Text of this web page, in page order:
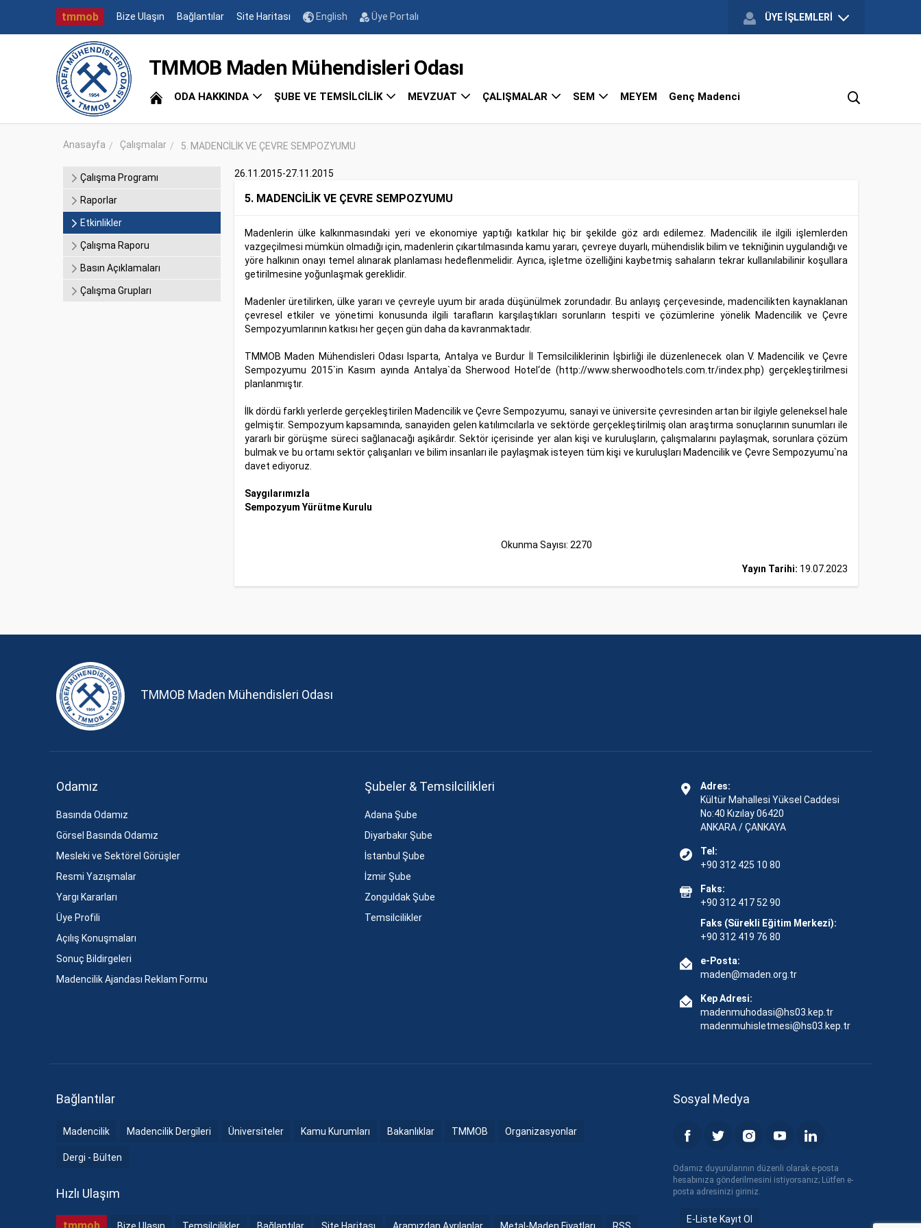
tmmob Bize Ulaşın Bağlantılar Site Haritası English Üye Portalı ÜYE İŞLEMLERİ
TMMOB Maden Mühendisleri Odası
ODA HAKKINDA ŞUBE VE TEMSİLCİLİK MEVZUAT ÇALIŞMALAR SEM MEYEM Genç Madenci
Anasayfa Çalışmalar 5. MADENCİLİK VE ÇEVRE SEMPOZYUMU
Çalışma Programı
Raporlar
Etkinlikler
Çalışma Raporu
Basın Açıklamaları
Çalışma Grupları
26.11.2015-27.11.2015
5. MADENCİLİK VE ÇEVRE SEMPOZYUMU
Madenlerin ülke kalkınmasındaki yeri ve ekonomiye yaptığı katkılar hiç bir şekilde göz ardı edilemez. Madencilik ile ilgili işlemlerden
vazgeçilmesi mümkün olmadığı için, madenlerin çıkartılmasında kamu yararı, çevreye duyarlı, mühendislik bilim ve tekniğinin uygulandığı ve
yöre halkının onayı temel alınarak planlaması hedeflenmelidir. Ayrıca, işletme özelliğini kaybetmiş sahaların tekrar kullanılabilinir koşullara
getirilmesine yoğunlaşmak gereklidir.
Madenler üretilirken, ülke yararı ve çevreyle uyum bir arada düşünülmek zorundadır. Bu anlayış çerçevesinde, madencilikten kaynaklanan
çevresel etkiler ve yönetimi konusunda ilgili tarafların karşılaştıkları sorunların tespiti ve çözümlerine yönelik Madencilik ve Çevre
Sempozyumlarının katkısı her geçen gün daha da kavranmaktadır.
TMMOB Maden Mühendisleri Odası Isparta, Antalya ve Burdur İl Temsilciliklerinin İşbirliği ile düzenlenecek olan V. Madencilik ve Çevre
Sempozyumu 2015`in Kasım ayında Antalya`da Sherwood Hotel‘de (http://www.sherwoodhotels.com.tr/index.php) gerçekleştirilmesi
planlanmıştır.
İlk dördü farklı yerlerde gerçekleştirilen Madencilik ve Çevre Sempozyumu, sanayi ve üniversite çevresinden artan bir ilgiyle geleneksel hale
gelmiştir. Sempozyum kapsamında, sanayiden gelen katılımcılarla ve sektörde gerçekleştirilmiş olan araştırma sonuçlarının sunumları ile
yararlı bir görüşme süreci sağlanacağı aşikârdır. Sektör içerisinde yer alan kişi ve kuruluşların, çalışmalarını paylaşmak, sorunlara çözüm
bulmak ve bu ortamı sektör çalışanları ve bilim insanları ile paylaşmak isteyen tüm kişi ve kuruluşları Madencilik ve Çevre Sempozyumu`na
davet ediyoruz.
Saygılarımızla
Sempozyum Yürütme Kurulu
Okunma Sayısı: 2270
Yayın Tarihi: 19.07.2023
TMMOB Maden Mühendisleri Odası
Odamız
Basında Odamız
Görsel Basında Odamız
Mesleki ve Sektörel Görüşler
Resmi Yazışmalar
Yargı Kararları
Üye Profili
Açılış Konuşmaları
Sonuç Bildirgeleri
Madencilik Ajandası Reklam Formu
Şubeler & Temsilcilikleri
Adana Şube
Diyarbakır Şube
İstanbul Şube
İzmir Şube
Zonguldak Şube
Temsilcilikler
Adres:
Kültür Mahallesi Yüksel Caddesi
No:40 Kızılay 06420
ANKARA / ÇANKAYA
Tel:
+90 312 425 10 80
Faks:
+90 312 417 52 90
Faks (Sürekli Eğitim Merkezi):
+90 312 419 76 80
e-Posta:
maden@maden.org.tr
Kep Adresi:
madenmuhodasi@hs03.kep.tr
madenmuhisletmesi@hs03.kep.tr
Bağlantılar
Madencilik Madencilik Dergileri Üniversiteler Kamu Kurumları Bakanlıklar TMMOB Organizasyonlar
Dergi - Bülten
Hızlı Ulaşım
Sosyal Medya
Odamız duyurularının düzenli olarak e-posta
hesabınıza gönderilmesini istiyorsanız; Lütfen e-
posta adresinizi giriniz.
E-Liste Kayıt Ol